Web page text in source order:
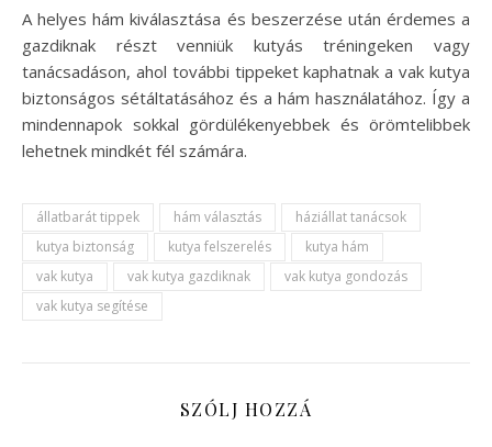
A helyes hám kiválasztása és beszerzése után érdemes a
gazdiknak részt venniük kutyás tréningeken vagy
tanácsadáson, ahol további tippeket kaphatnak a vak kutya
biztonságos sétáltatásához és a hám használatához. Így a
mindennapok sokkal gördülékenyebbek és örömtelibbek
lehetnek mindkét fél számára.
állatbarát tippek hám választás
háziállat tanácsok
kutya biztonság
kutya felszerelés
kutya hám
vak kutya
vak kutya gazdiknak
vak kutya gondozás
vak kutya segítése
SZÓLJ HOZZÁ